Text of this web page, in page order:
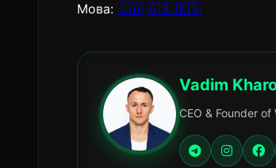
Мова: 🇺🇦 🇬🇧 🇪🇸
Vadim
CEO & Founder